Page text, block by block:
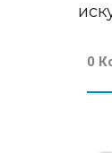
0